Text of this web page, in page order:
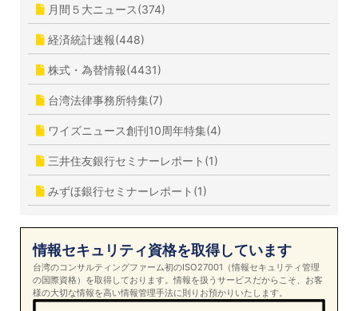
月間５大ニュース(374)
経済統計速報(448)
株式・為替情報(4431)
台湾法律事務所特集(7)
ワイズニュース創刊10周年特集(4)
三井住友銀行セミナーレポート(1)
みずほ銀行セミナーレポート(1)
情報セキュリティ資格を取得しています
台湾のコンサルティングファーム初のISO27001（情報セキュリティ管理
の国際資格）を取得しております。情報を扱うサービスだからこそ、お客
様の大切な情報を高い情報管理手法に則りお預かりいたします。